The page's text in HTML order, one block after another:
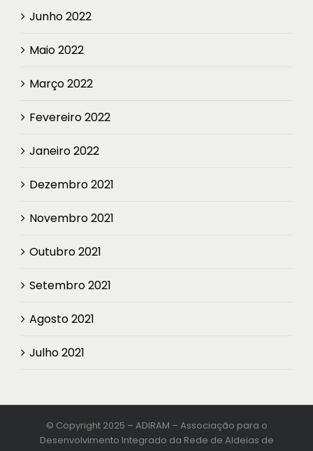
Junho 2022
Maio 2022
Março 2022
Fevereiro 2022
Janeiro 2022
Dezembro 2021
Novembro 2021
Outubro 2021
Setembro 2021
Agosto 2021
Julho 2021
© Copyright 2025 – ADIRAM – Associação para o
Desenvolvimento Integrado da Rede de Aldeias de